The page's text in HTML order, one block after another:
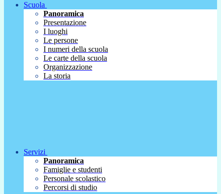
Scuola
Panoramica
Presentazione
I luoghi
Le persone
I numeri della scuola
Le carte della scuola
Organizzazione
La storia
Servizi
Panoramica
Famiglie e studenti
Personale scolastico
Percorsi di studio